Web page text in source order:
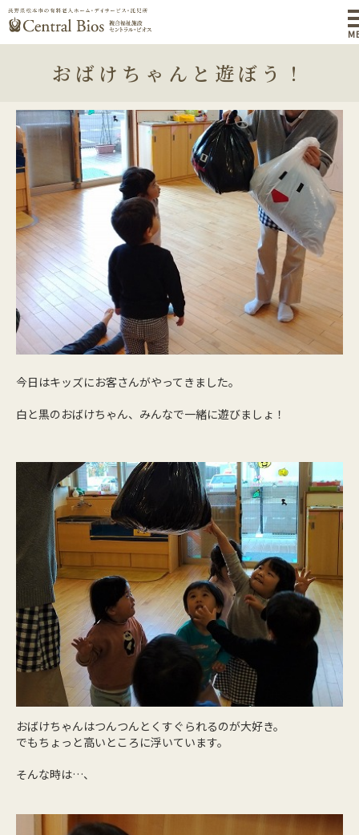
おばけちゃんと遊ぼう！
今日はキッズにお客さんがやってきました。
白と黒のおばけちゃん、みんなで一緒に遊びましょ！
おばけちゃんはつんつんとくすぐられるのが大好き。
でもちょっと高いところに浮いています。
そんな時は…、